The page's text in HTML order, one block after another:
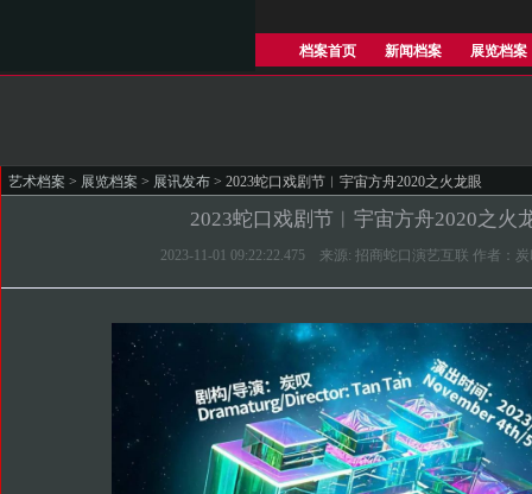
档案首页 新闻档案 展览档案
艺术档案 > 展览档案 > 展讯发布 > 2023蛇口戏剧节︱宇宙方舟2020之火龙眼
2023蛇口戏剧节︱宇宙方舟2020之火
2023-11-01 09:22:22.475 来源: 招商蛇口演艺互联 作者：